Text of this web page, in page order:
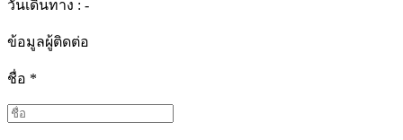
วันเดินทาง : -
ข้อมูลผู้ติดต่อ
ชื่อ *